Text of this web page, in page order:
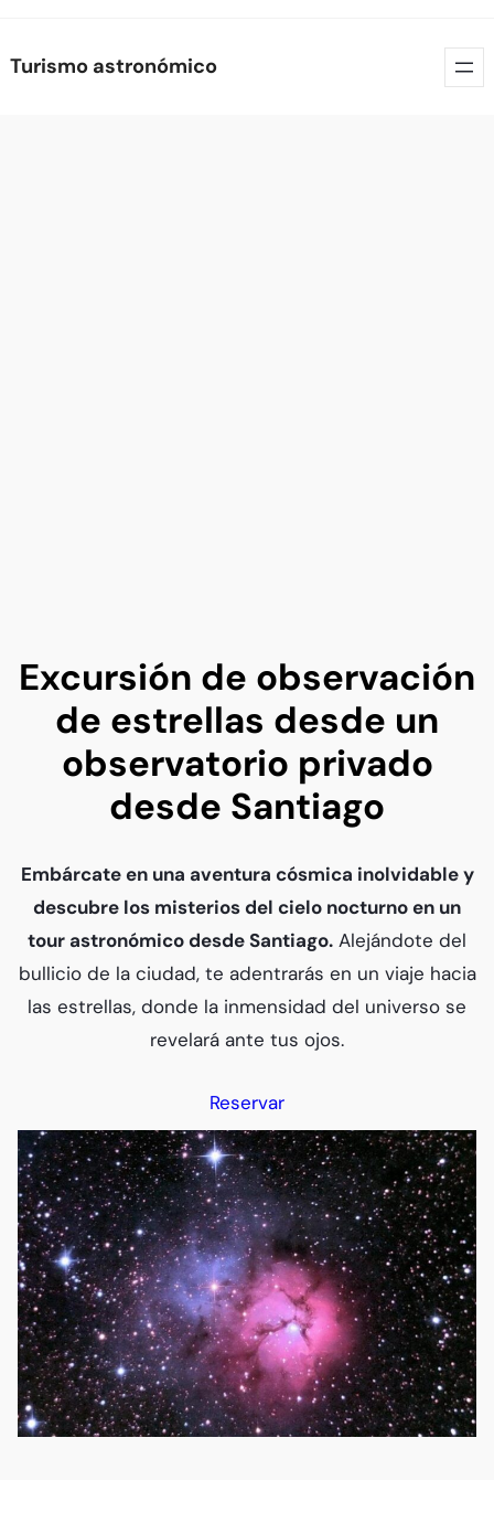
to
Turismo astronómico
Excursión de observación
de estrellas desde un
observatorio privado
desde Santiago
Embárcate en una aventura cósmica inolvidable y
descubre los misterios del cielo nocturno en un
tour astronómico desde Santiago. Alejándote del
bullicio de la ciudad, te adentrarás en un viaje hacia
las estrellas, donde la inmensidad del universo se
revelará ante tus ojos.
Reservar